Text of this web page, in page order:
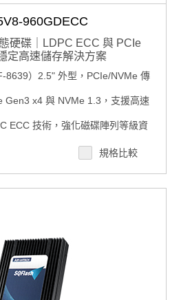
960GDECC
硬碟｜LDPC ECC 與 PCIe
定高速儲存解決方案
8639）2.5" 外型，PCIe/NVMe 傳
Gen3 x4 與 NVMe 1.3，支援高速
ECC 技術，強化磁碟陣列等級資
理工具與軟體 API，支援系統監控
模式，優化資料存取效率
詢 / 案場規劃 / 交期確認
規格比較